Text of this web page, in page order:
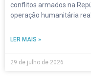
conflitos armados na
operação humanitária
LER MAIS »
29 de julho de 2026